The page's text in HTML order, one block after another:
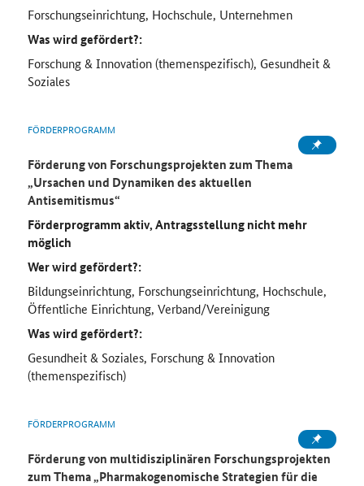
Forschungseinrichtung, Hochschule, Unternehmen
Was wird gefördert?:
Forschung & Innovation (themenspezifisch), Gesundheit &
Soziales
FÖRDERPROGRAMM
Förderung von Forschungsprojekten zum Thema
„Ursachen und Dynamiken des aktuellen
Antisemitismus“
Förderprogramm aktiv, Antragsstellung nicht mehr
möglich
Wer wird gefördert?:
Bildungseinrichtung, Forschungseinrichtung, Hochschule,
Öffentliche Einrichtung, Verband/Vereinigung
Was wird gefördert?:
Gesundheit & Soziales, Forschung & Innovation
(themenspezifisch)
FÖRDERPROGRAMM
Förderung von multidisziplinären Forschungsprojekten
zum Thema „Pharmakogenomische Strategien für die